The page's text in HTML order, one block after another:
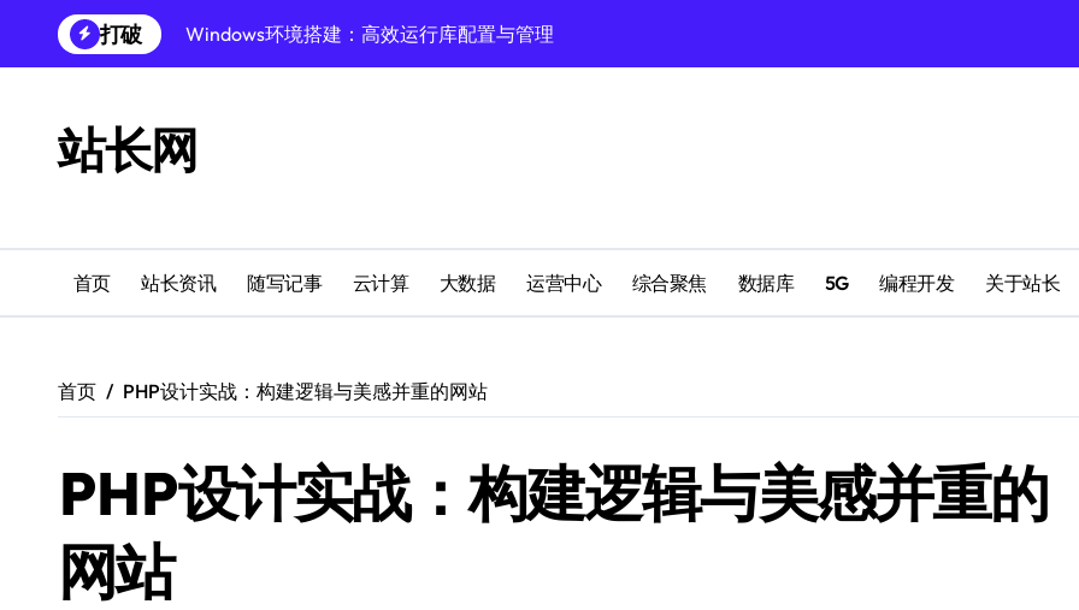
到
打破
Windows下PHP开发环境高效配置秘籍
Windows多媒体开发环境搭建与运行库管理
外闻洞察促融合，科技赋能站长运营
机器学习赋能站长：技术跨界新视界
机器学习驱动站长跨界融合新生态
创业者必学：Windows运行库高效搭建指南
站长网
首页 站长资讯 随写记事 云计算 大数据 运营中心 综合聚焦 数据库 5G 编程开发 关于站长
首页 PHP设计实战：构建逻辑与美感并重的网站
PHP设计实战：构建逻辑与美感并重的
网站